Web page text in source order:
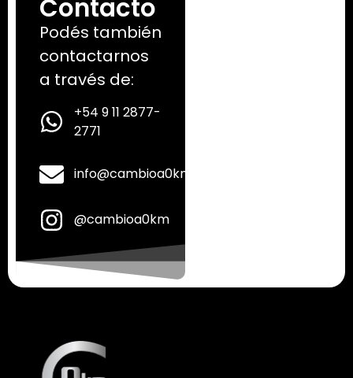
Contacto
Podés también
contactarnos
a través de:
+54 9 11 2877-
2771
info@cambioa0km.com
@cambioa0km